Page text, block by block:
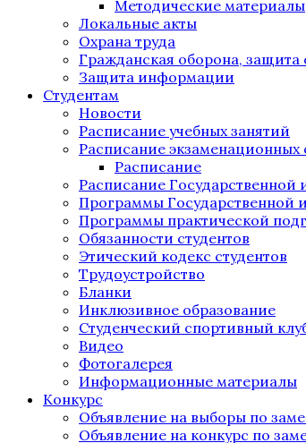
Методические материалы
Локальные акты
Охрана труда
Гражданская оборона,
Защита информации
Студентам
Новости
Расписание учебных занятий
Расписание экзаменационных
Расписание
Расписание Государственной
Программы Государственной
Программы практической
Обязанности студентов
Этический кодекс студентов
Трудоустройство
Бланки
Инклюзивное образование
Студенческий спортивный
Видео
Фотогалерея
Информационные материалы
Конкурс
Объявление на выборы по
Объявление на конкурс по